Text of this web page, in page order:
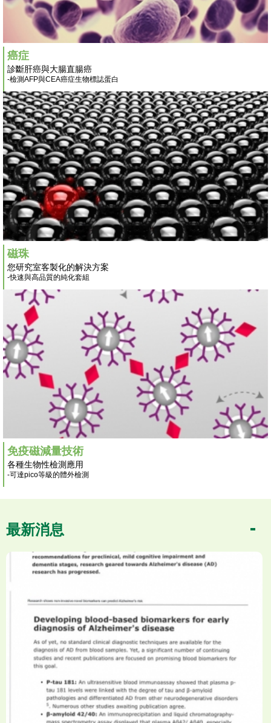
癌症
診斷肝癌與大腸直腸癌
-檢測AFP與CEA癌症生物標誌蛋白
磁珠
您研究室客製化的解決方案
-快速與高品質的純化套組
免疫磁減量技術
各種生物性檢測應用
-可達pico等級的體外檢測
最新消息